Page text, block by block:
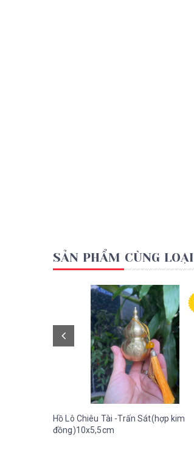
SẢN PHẨM CÙNG LOẠI
Hồ Lô Chiêu Tài -Trấn Sát(hợp kim
đồng)10x5,5cm